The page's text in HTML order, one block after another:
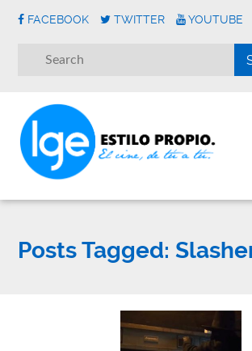
FACEBOOK TWITTER YOUTUBE
Posts Tagged: